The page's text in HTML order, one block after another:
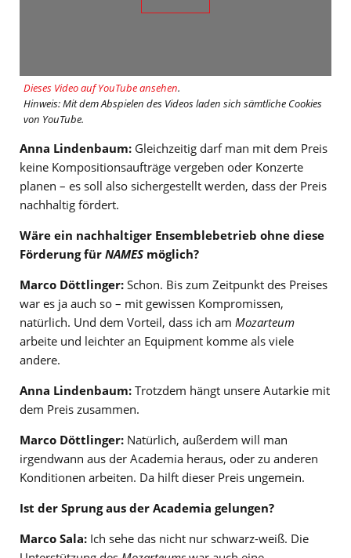
Dieses Video auf YouTube ansehen.
Hinweis: Mit dem Abspielen des Videos laden sich sämtliche Cookies
von YouTube.
Anna Lindenbaum: Gleichzeitig darf man mit dem Preis
keine Kompositionsaufträge vergeben oder Konzerte
planen – es soll also sichergestellt werden, dass der Preis
nachhaltig fördert.
Wäre ein nachhaltiger Ensemblebetrieb ohne diese
Förderung für NAMES möglich?
Marco Döttlinger: Schon. Bis zum Zeitpunkt des Preises
war es ja auch so – mit gewissen Kompromissen,
natürlich. Und dem Vorteil, dass ich am Mozarteum
arbeite und leichter an Equipment komme als viele
andere.
Anna Lindenbaum: Trotzdem hängt unsere Autarkie mit
dem Preis zusammen.
Marco Döttlinger: Natürlich, außerdem will man
irgendwann aus der Academia heraus, oder zu anderen
Konditionen arbeiten. Da hilft dieser Preis ungemein.
Ist der Sprung aus der Academia gelungen?
Marco Sala: Ich sehe das nicht nur schwarz-weiß. Die